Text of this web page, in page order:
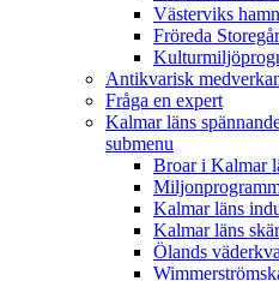
Västerviks
Fröreda
Antikvarisk
Fråga en expert
Kalmar läns
submenu
Broar i Kalmar
Kalmar läns
Kalmar läns
Ölands